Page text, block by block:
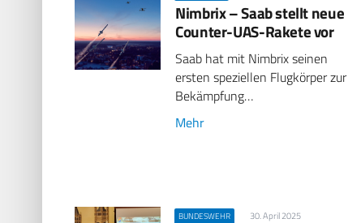
Nimbrix – Saab stellt neue
Counter-UAS-Rakete vor
Saab hat mit Nimbrix seinen
ersten speziellen Flugkörper zur
Bekämpfung…
Mehr
BUNDESWEHR 30. April 2025